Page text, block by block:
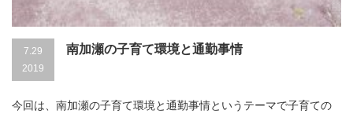
7.29
2019
南加瀬の子育て環境と通勤事情
今回は、南加瀬の子育て環境と通勤事情というテーマで子育ての